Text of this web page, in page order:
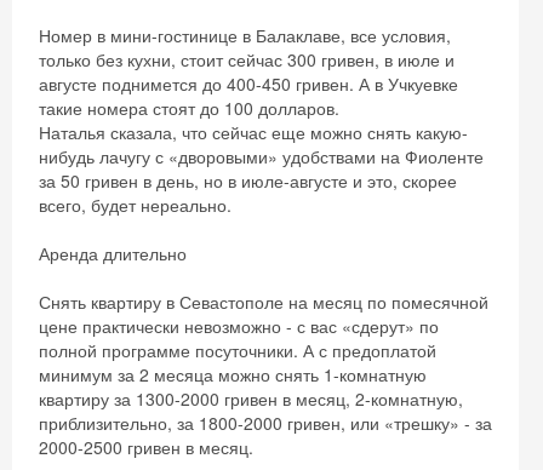
Номер в мини-гостинице в Балаклаве, все условия,
только без кухни, стоит сейчас 300 гривен, в июле и
августе поднимется до 400-450 гривен. А в Учкуевке
такие номера стоят до 100 долларов.
Наталья сказала, что сейчас еще можно снять какую-
нибудь лачугу с «дворовыми» удобствами на Фиоленте
за 50 гривен в день, но в июле-августе и это, скорее
всего, будет нереально.
Аренда длительно
Снять квартиру в Севастополе на месяц по помесячной
цене практически невозможно - с вас «сдерут» по
полной программе посуточники. А с предоплатой
минимум за 2 месяца можно снять 1-комнатную
квартиру за 1300-2000 гривен в месяц, 2-комнатную,
приблизительно, за 1800-2000 гривен, или «трешку» - за
2000-2500 гривен в месяц.